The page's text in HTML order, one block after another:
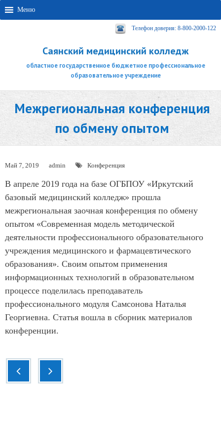
Меню
Телефон доверия: 8-800-2000-122
Саянский медицинский колледж
областное государственное бюджетное профессиональное
образовательное учреждение
Межрегиональная конференция
по обмену опытом
Май 7, 2019 admin Конференция
В апреле 2019 года на базе ОГБПОУ «Иркутский
базовый медицинский колледж» прошла
межрегиональная заочная конференция по обмену
опытом «Современная модель методической
деятельности профессионального образовательного
учреждения медицинского и фармацевтического
образования». Своим опытом применения
информационных технологий в образовательном
процессе поделилась преподаватель
профессионального модуля Самсонова Наталья
Георгиевна. Статья вошла в сборник материалов
конференции.